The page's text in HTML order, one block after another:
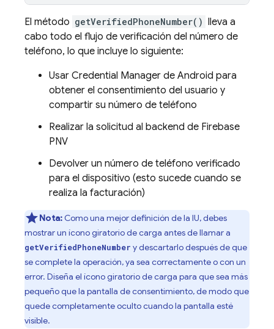
El método getVerifiedPhoneNumber() lleva a
cabo todo el flujo de verificación del número de
teléfono, lo que incluye lo siguiente:
Usar Credential Manager de Android para
obtener el consentimiento del usuario y
compartir su número de teléfono
Realizar la solicitud al backend de Firebase
PNV
Devolver un número de teléfono verificado
para el dispositivo (esto sucede cuando se
realiza la facturación)
Nota: Como una mejor definición de la IU, debes
mostrar un ícono giratorio de carga antes de llamar a
getVerifiedPhoneNumber y descartarlo después de que
se complete la operación, ya sea correctamente o con un
error. Diseña el ícono giratorio de carga para que sea más
pequeño que la pantalla de consentimiento, de modo que
quede completamente oculto cuando la pantalla esté
visible.